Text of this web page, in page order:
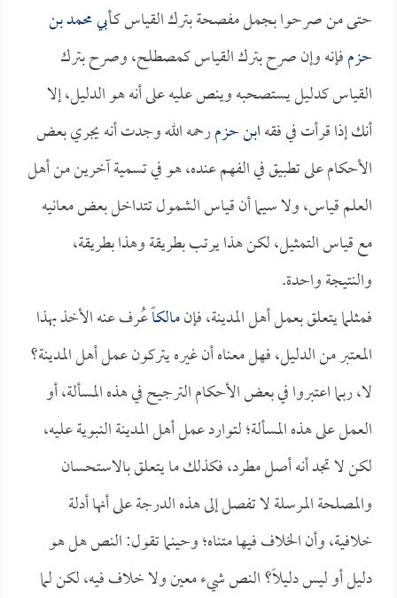
حتى من صرحوا بجمل مفصحة بترك القياس كـأبي محمد بن
حزمفإنه وإن صرح بترك القياس كمصطلح، وصرح بترك
القياس كدليل يستصحبه وينص عليه على أنه هو الدليل، إلا
أنك إذا قرأت في فقهابن حزمرحمه الله وجدت أنه يجري بعض
الأحكام على تطبيق في الفهم عنده، هو في تسمية آخرين من أهل
العلم قياس، ولا سيما أن قياس الشمول تتداخل بعض معانيه
مع قياس التمثيل، لكن هذا يرتب بطريقة وهذا بطريقة،
والنتيجة واحدة.
فمثلما يتعلق بعمل أهل المدينة، فإنمالكاًعُرف عنه الأخذ بهذا
المعتبر من الدليل، فهل معناه أن غيره يتركون عمل أهل المدينة؟
لا، ربما اعتبروا في بعض الأحكام الترجيح في هذه المسألة، أو
العمل على هذه المسألة؛ لتوارد عمل أهل المدينة النبوية عليه،
لكن لا تجد أنه أصل مطرد، فكذلك ما يتعلق بالاستحسان
والمصلحة المرسلة لا تفصل إلى هذه الدرجة على أنها أدلة
خلافية، وأن الخلاف فيها متناه؛ وحينما تقول: النص هل هو
دليل أو ليس دليلاً؟ النص شيء معين ولا خلاف فيه، لكن لما